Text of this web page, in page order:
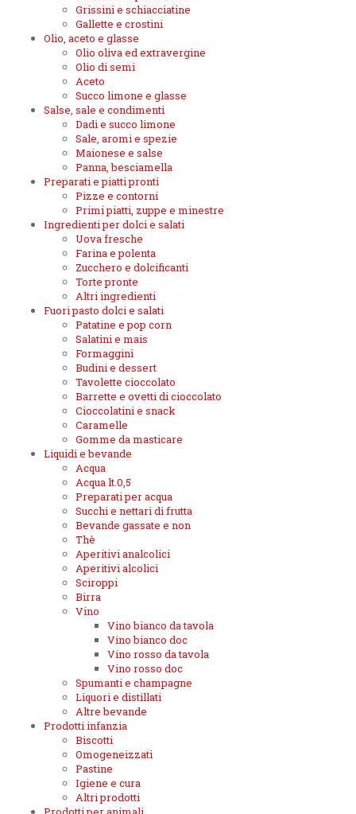
Grissini e schiacciatine
Gallette e crostini
Olio, aceto e glasse
Olio oliva ed extravergine
Olio di semi
Aceto
Succo limone e glasse
Salse, sale e condimenti
Dadi e succo limone
Sale, aromi e spezie
Maionese e salse
Panna, besciamella
Preparati e piatti pronti
Pizze e contorni
Primi piatti, zuppe e minestre
Ingredienti per dolci e salati
Uova fresche
Farina e polenta
Zucchero e dolcificanti
Torte pronte
Altri ingredienti
Fuori pasto dolci e salati
Patatine e pop corn
Salatini e mais
Formaggini
Budini e dessert
Tavolette cioccolato
Barrette e ovetti di cioccolato
Cioccolatini e snack
Caramelle
Gomme da masticare
Liquidi e bevande
Acqua
Acqua lt.0,5
Preparati per acqua
Succhi e nettari di frutta
Bevande gassate e non
Thè
Aperitivi analcolici
Aperitivi alcolici
Sciroppi
Birra
Vino
Vino bianco da tavola
Vino bianco doc
Vino rosso da tavola
Vino rosso doc
Spumanti e champagne
Liquori e distillati
Altre bevande
Prodotti infanzia
Biscotti
Omogeneizzati
Pastine
Igiene e cura
Altri prodotti